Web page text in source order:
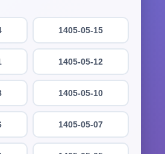
1405-05-15
1405-05-12
1405-05-10
1405-05-07